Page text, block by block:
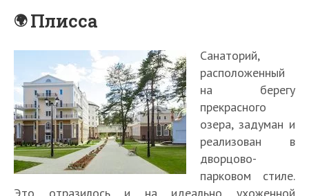
Плисса
Санаторий,
расположенный
на берегу
прекрасного
озера, задуман и
реализован в
дворцово-
парковом стиле.
Это отразилось и на идеально ухоженной